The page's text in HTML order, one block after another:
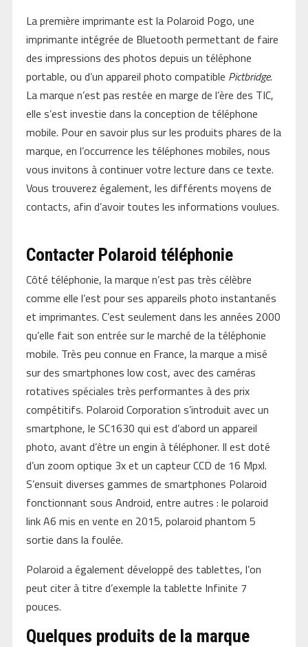
La première imprimante est la Polaroid Pogo, une
imprimante intégrée de Bluetooth permettant de faire
des impressions des photos depuis un téléphone
portable, ou d’un appareil photo compatible Pictbridge.
La marque n’est pas restée en marge de l’ère des TIC,
elle s’est investie dans la conception de téléphone
mobile. Pour en savoir plus sur les produits phares de la
marque, en l’occurrence les téléphones mobiles, nous
vous invitons à continuer votre lecture dans ce texte.
Vous trouverez également, les différents moyens de
contacts, afin d’avoir toutes les informations voulues.
Contacter Polaroid téléphonie
Côté téléphonie, la marque n’est pas très célèbre
comme elle l’est pour ses appareils photo instantanés
et imprimantes. C’est seulement dans les années 2000
qu’elle fait son entrée sur le marché de la téléphonie
mobile. Très peu connue en France, la marque a misé
sur des smartphones low cost, avec des caméras
rotatives spéciales très performantes à des prix
compétitifs. Polaroid Corporation s’introduit avec un
smartphone, le SC1630 qui est d’abord un appareil
photo, avant d’être un engin à téléphoner. Il est doté
d’un zoom optique 3x et un capteur CCD de 16 Mpxl.
S’ensuit diverses gammes de smartphones Polaroid
fonctionnant sous Android, entre autres : le polaroid
link A6 mis en vente en 2015, polaroid phantom 5
sortie dans la foulée.
Polaroid a également développé des tablettes, l’on
peut citer à titre d’exemple la tablette Infinite 7
pouces.
Quelques produits de la marque